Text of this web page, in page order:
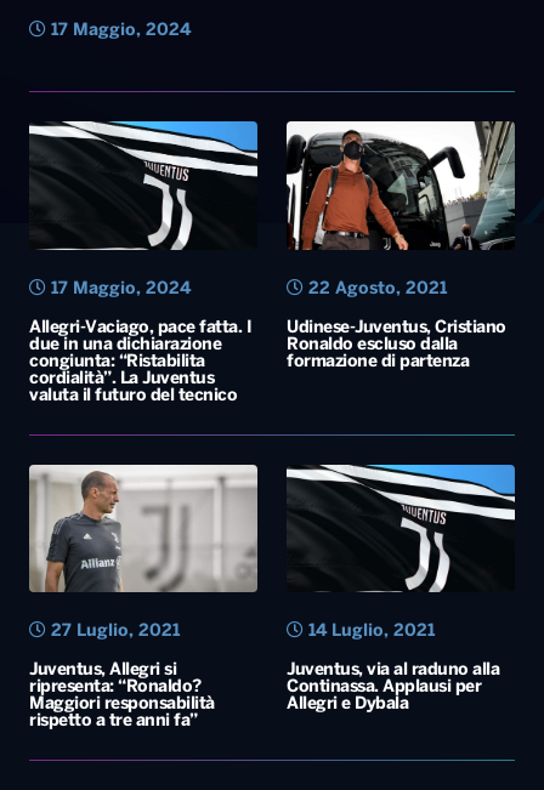
17 Maggio, 2024
Allegri-Vaciago, pace fatta. I
due in una dichiarazione
congiunta: “Ristabilita
cordialità”. La Juventus
valuta il futuro del tecnico
17 Maggio, 2024
Udinese-Juventus, Cristiano
Ronaldo escluso dalla
formazione di partenza
22 Agosto, 2021
Juventus, Allegri si
ripresenta: “Ronaldo?
Maggiori responsabilità
rispetto a tre anni fa”
27 Luglio, 2021
Juventus, via al raduno alla
Continassa. Applausi per
Allegri e Dybala
14 Luglio, 2021